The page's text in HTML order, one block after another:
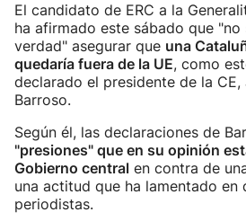
El candidato de ERC a la
ha afirmado este sábado que "no
verdad" asegurar que una
quedaría fuera de la UE, como
declarado el presidente de la CE,
Barroso.
Según él, las declaraciones de
"presiones" que en su opinión
Gobierno central en contra de
una actitud que ha lamentado en
periodistas.